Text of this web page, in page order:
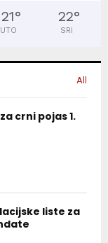
21°
UTO
22°
SRI
All
crni pojas 1.
liste za